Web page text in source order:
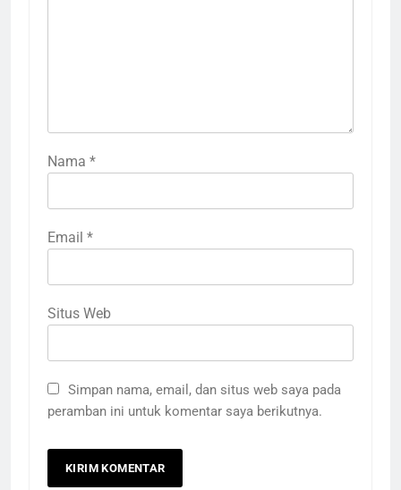
Nama *
Email *
Situs Web
Simpan nama, email, dan situs web saya pada
peramban ini untuk komentar saya berikutnya.